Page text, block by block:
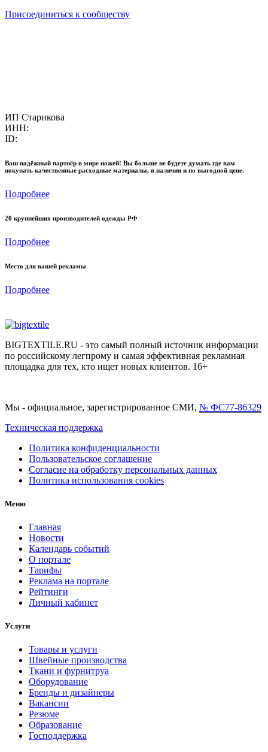
Присоединиться к сообществу
ИП Старикова
ИНН:
ID:
Ваш надёжный партнёр в мире ножей! Вы больше не будете думать где вам
покупать качественные расходные материалы, в наличии и по выгодной цене.
Подробнее
20 крупнейших производителей одежды РФ
Подробнее
Место для вашей рекламы
Подробнее
BIGTEXTILE.RU - это самый полный источник информации
по российскому легпрому и самая эффективная рекламная
площадка для тех, кто ищет новых клиентов. 16+
Мы - официальное, зарегистрированное СМИ, № ФС77-86329
Техническая поддержка
Политика конфиденциальности
Пользовательское соглашение
Согласие на обработку персональных данных
Политика использования cookies
Меню
Главная
Новости
Календарь событий
О портале
Тарифы
Реклама на портале
Рейтинги
Личный кабинет
Услуги
Товары и услуги
Швейные производства
Ткани и фурнитруа
Оборудование
Бренды и дизайнеры
Вакансии
Резюме
Образование
Господдержка